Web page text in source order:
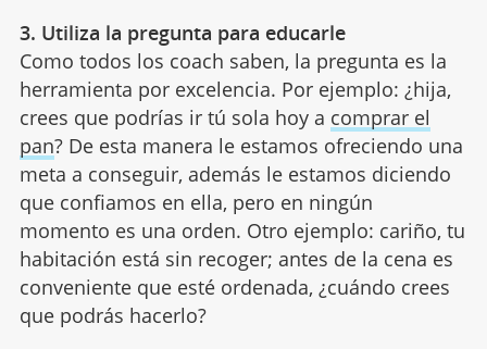
3. Utiliza la pregunta para educarle
Como todos los coach saben, la pregunta es la
herramienta por excelencia. Por ejemplo: ¿hija,
crees que podrías ir tú sola hoy a comprar el
pan? De esta manera le estamos ofreciendo una
meta a conseguir, además le estamos diciendo
que confiamos en ella, pero en ningún
momento es una orden. Otro ejemplo: cariño, tu
habitación está sin recoger; antes de la cena es
conveniente que esté ordenada, ¿cuándo crees
que podrás hacerlo?